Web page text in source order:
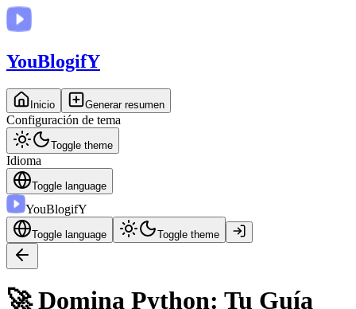
YouBlogifY
Inicio Generar resumen
Configuración de tema
Toggle theme
Idioma
Toggle language
YouBlogifY
Toggle language Toggle theme
🚀 Domina Python: Tu Guía